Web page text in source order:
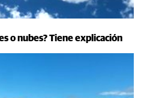
o nubes? Tiene explicación